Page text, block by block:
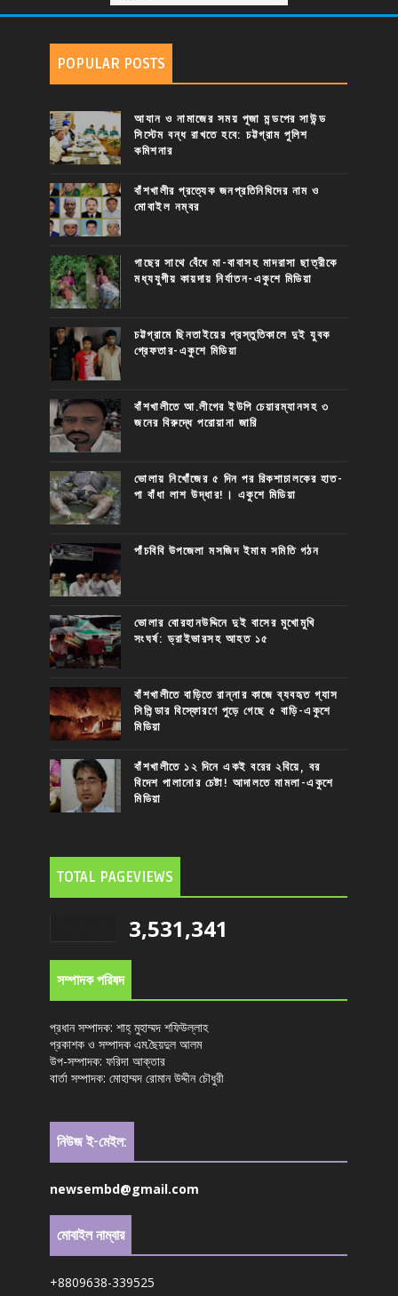
POPULAR POSTS
আযান ও নামাজের সময় পূজা মন্ডপের সাউন্ড
সিস্টেম বন্ধ রাখতে হবে: চট্টগ্রাম পুলিশ
কমিশনার
বাঁশখালীর প্রত্যেক জনপ্রতিনিধিদের নাম ও
মোবাইল নম্বর
গাছের সাথে বেঁধে মা-বাবাসহ মাদরাসা ছাত্রীকে
মধ্যযুগীয় কায়দায় নির্যাতন-একুশে মিডিয়া
চট্টগ্রামে ছিনতাইয়ের প্রস্তুতিকালে দুই যুবক
গ্রেফতার-একুশে মিডিয়া
বাঁশখালীতে আ.লীগের ইউপি চেয়ারম্যানসহ ৩
জনের বিরুদ্ধে পরোয়ানা জারি
ভোলায় নিখোঁজের ৫ দিন পর রিকশাচালকের হাত-
পা বাঁধা লাশ উদ্ধার!। একুশে মিডিয়া
পাঁচবিবি উপজেলা মসজিদ ইমাম সমিতি গঠন
ভোলার বোরহানউদ্দিনে দুই বাসের মুখোমুখি
সংঘর্ষ: ড্রাইভারসহ আহত ১৫
বাঁশখালীতে বাড়িতে রান্নার কাজে ব্যবহৃত গ্যাস
সিলিন্ডার বিস্ফোরণে পুড়ে গেছে ৫ বাড়ি-একুশে
মিডিয়া
বাঁশখালীতে ১২ দিনে একই বরের ২বিয়ে, বর
বিদেশ পালানোর চেষ্টা! আদালতে মামলা-একুশে
মিডিয়া
TOTAL PAGEVIEWS
3,531,341
সম্পাদক পরিষদ
প্রধান সম্পাদক: শাহ্ মুহাম্মদ শফিউল্লাহ
প্রকাশক ও সম্পাদক এম.ছৈয়দুল আলম
উপ-সম্পাদক: ফরিদা আক্তার
বার্তা সম্পাদক: মোহাম্মদ রোমান উদ্দীন চৌধুরী
নিউজ ই-মেইল:
newsembd@gmail.com
মোবাইল নাম্বার
+8809638-339525